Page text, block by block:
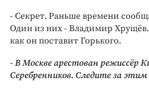
- Секрет. Раньше времени
Один из них - Владимир
как он поставит Горького.
- В Москве арестован режиссёр
Серебренников. Следите за этим